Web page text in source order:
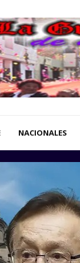
NACIONALES